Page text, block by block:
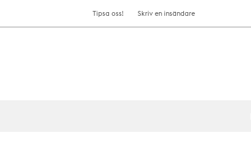
Tipsa oss! Skriv en insändare